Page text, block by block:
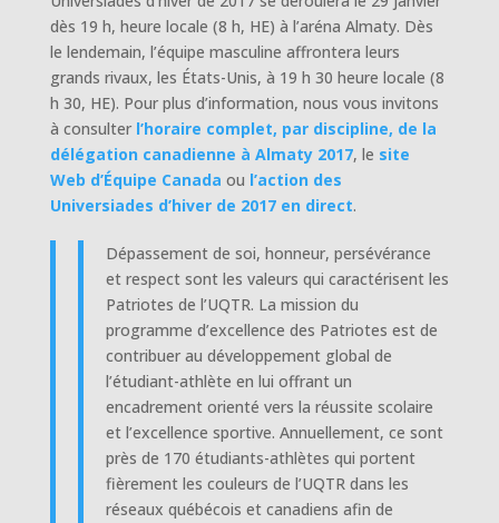
dès 19 h, heure locale (8 h, HE) à l’aréna Almaty. Dès
le lendemain, l’équipe masculine affrontera leurs
grands rivaux, les États-Unis, à 19 h 30 heure locale (8
h 30, HE). Pour plus d’information, nous vous invitons
à consulter l’horaire complet, par discipline, de la
délégation canadienne à Almaty 2017, le site
Web d’Équipe Canada ou l’action des
Universiades d’hiver de 2017 en direct.
Dépassement de soi, honneur, persévérance
et respect sont les valeurs qui caractérisent les
Patriotes de l’UQTR. La mission du
programme d’excellence des Patriotes est de
contribuer au développement global de
l’étudiant-athlète en lui offrant un
encadrement orienté vers la réussite scolaire
et l’excellence sportive. Annuellement, ce sont
près de 170 étudiants-athlètes qui portent
fièrement les couleurs de l’UQTR dans les
réseaux québécois et canadiens afin de